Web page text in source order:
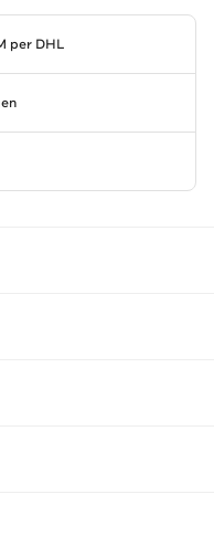
per DHL